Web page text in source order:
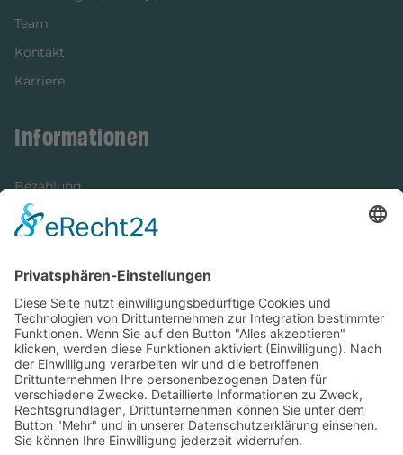
Team
Kontakt
Karriere
Informationen
Bezahlung
Newsletter
Versandinformationen
Verfügbarkeit/Verträglichkeit
Rechtliches
Widerrufsrecht und Widerrufsformular
Impressum
Datenschutzerklärung